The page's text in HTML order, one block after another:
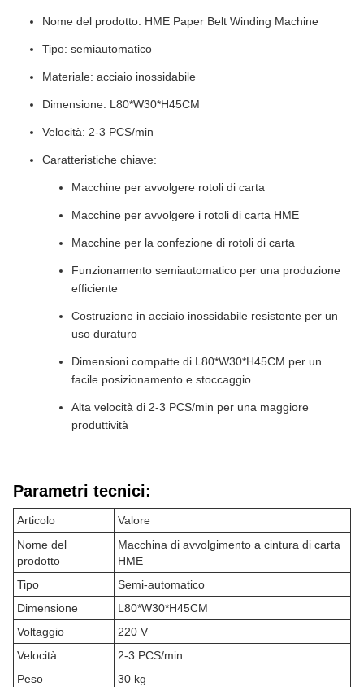
Nome del prodotto: HME Paper Belt Winding Machine
Tipo: semiautomatico
Materiale: acciaio inossidabile
Dimensione: L80*W30*H45CM
Velocità: 2-3 PCS/min
Caratteristiche chiave:
Macchine per avvolgere rotoli di carta
Macchine per avvolgere i rotoli di carta HME
Macchine per la confezione di rotoli di carta
Funzionamento semiautomatico per una produzione
efficiente
Costruzione in acciaio inossidabile resistente per un
uso duraturo
Dimensioni compatte di L80*W30*H45CM per un
facile posizionamento e stoccaggio
Alta velocità di 2-3 PCS/min per una maggiore
produttività
Parametri tecnici:
Articolo
Valore
Nome del
prodotto
Macchina di avvolgimento a cintura di carta
HME
Tipo
Semi-automatico
Dimensione
L80*W30*H45CM
Voltaggio
220 V
Velocità
2-3 PCS/min
Peso
30 kg